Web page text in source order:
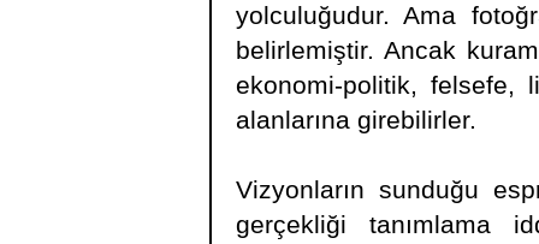
yolculuğudur. Ama
belirlemiştir. Ancak
ekonomi-politik, felsefe,
alanlarına girebilirler.
Vizyonların sunduğu
gerçekliği tanımlama